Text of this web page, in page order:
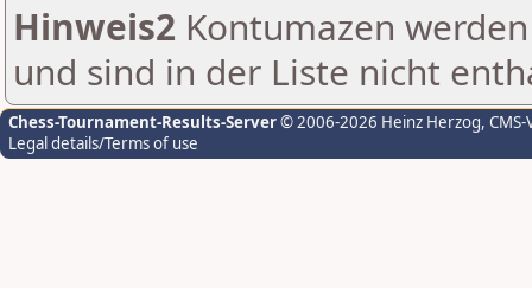
Hinweis2 Kontumazen
und sind in der Liste nicht
Chess-Tournament-Results-Server© 2006-2026 Heinz Herzog,
Legal details/Terms of use